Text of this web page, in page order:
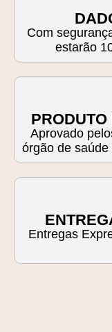
Com
estarão
Aprovado
órgão de
Entregas